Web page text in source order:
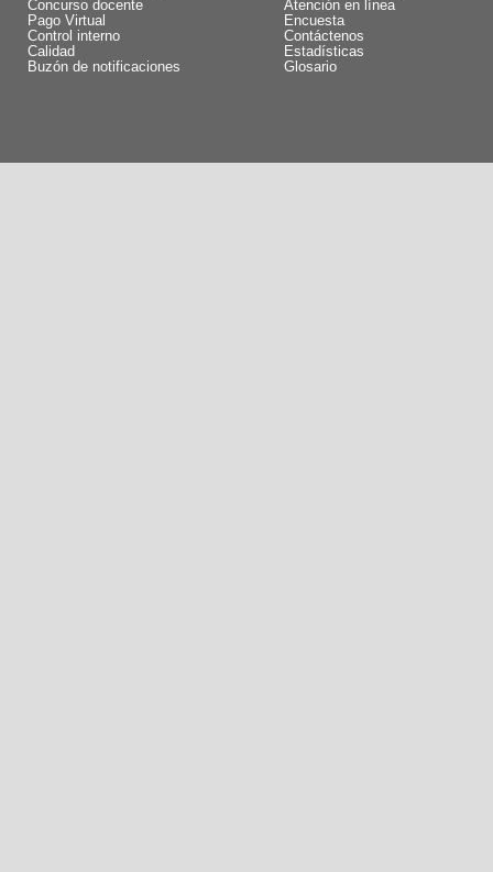
Concurso docente
Pago Virtual
Control interno
Calidad
Buzón de notificaciones
Atención en línea
Encuesta
Contáctenos
Estadísticas
Glosario